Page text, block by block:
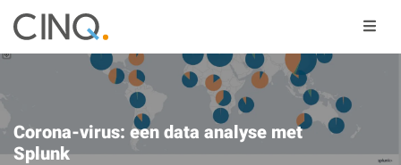
Corona-virus: een data analyse met
Splunk